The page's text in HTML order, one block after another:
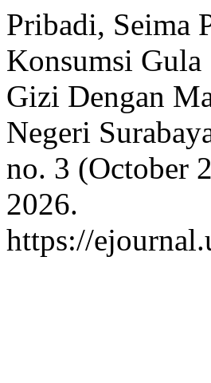
Pribadi, Seima
Konsumsi Gula
Gizi Dengan
Negeri
no. 3 (October
2026.
https://